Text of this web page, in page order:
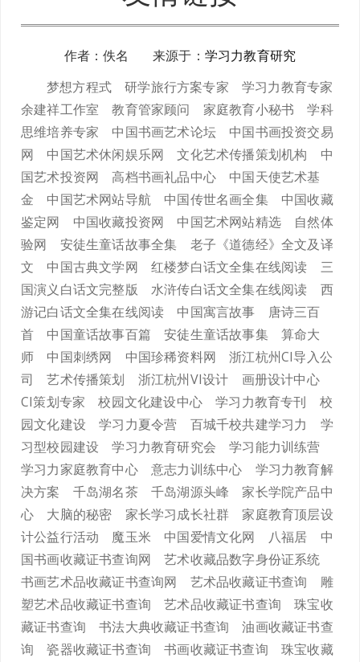
作者：佚名 来源于： 学习力教育研究
梦想方程式
研学旅行方案专家
学习力教育专家
余建祥工作室
教育管家顾问 家庭教育小秘书
学科
思维培养专家
中国书画艺术论坛
中国书画投资交易
网
中国艺术休闲娱乐网 文化艺术传播策划机构
中
国艺术投资网
高档书画礼品中心
中国天使艺术基
金
中国艺术网站导航 中国传世名画全集
中国收藏
鉴定网
中国收藏投资网 中国艺术网站精选
自然体
验网
安徒生童话故事全集
老子《道德经》全文及译
文
中国古典文学网 红楼梦白话文全集在线阅读
三
国演义白话文完整版
水浒传白话文全集在线阅读
西
游记白话文全集在线阅读
中国寓言故事
唐诗三百
首
中国童话故事百篇 安徒生童话故事集
算命大
师
中国刺绣网 中国珍稀资料网
浙江杭州CI导入公
司
艺术传播策划 浙江杭州VI设计
画册设计中心
CI策划专家
校园文化建设中心 学习力教育专刊
校
园文化建设
学习力夏令营 百城千校共建学习力
学
习型校园建设
学习力教育研究会
学习能力训练营
学习力家庭教育中心
意志力训练中心
学习力教育解
决方案
千岛湖名茶 千岛湖源头峰
家长学院产品中
心
大脑的秘密 家长学习成长社群
家庭教育顶层设
计公益行活动
魔玉米 中国爱情文化网 八福居
中
国书画收藏证书查询网
艺术收藏品数字身份证系统
书画艺术品收藏证书查询网
艺术品收藏证书查询
雕
塑艺术品收藏证书查询
艺术品收藏证书查询
珠宝收
藏证书查询
书法大典收藏证书查询
油画收藏证书查
询
瓷器收藏证书查询 书画收藏证书查询
珠宝收藏